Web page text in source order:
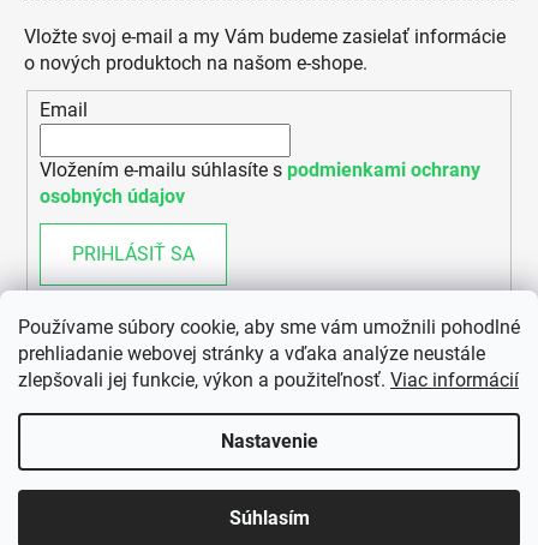
Používame súbory cookie, aby sme vám umožnili pohodlné
prehliadanie webovej stránky a vďaka analýze neustále
zlepšovali jej funkcie, výkon a použiteľnosť. Viac informácií
Nastavenie
Súhlasím
Vložte svoj e-mail a my Vám budeme zasielať informácie
o nových produktoch na našom e-shope.
Email
Vložením e-mailu súhlasíte s podmienkami ochrany
osobných údajov
PRIHLÁSIŤ SA
Vytvoril Shoptet
ENERGYBIKES. Všetky práva vyhradené.